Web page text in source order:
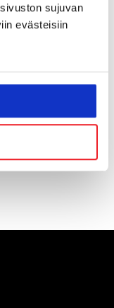
sujuvan
evästeisiin